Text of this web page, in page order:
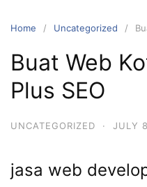
Home Uncategorized
Buat Web
Plus SEO
UNCATEGORIZED · JULY
jasa web